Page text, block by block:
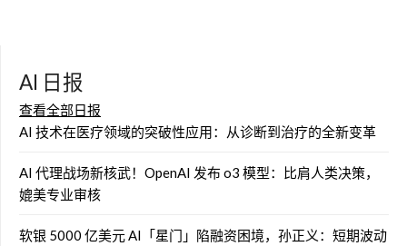
AI 日报
查看全部日报
AI 技术在医疗领域的突破性应用：从诊断到治疗的全新变革
AI 代理战场新核武！OpenAI 发布 o3 模型：比肩人类决策，
媲美专业审核
软银 5000 亿美元 AI「星门」陷融资困境，孙正义：短期波动